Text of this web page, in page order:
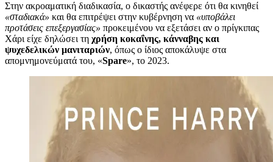
Στην ακροαματική διαδικασία, ο δικαστής ανέφερε ότι θα κινηθεί
«σταδιακά» και θα επιτρέψει στην κυβέρνηση να «υποβάλει
προτάσεις επεξεργασίας» προκειμένου να εξετάσει αν ο πρίγκιπας
Χάρι είχε δηλώσει τη χρήση κοκαΐνης, κάνναβης και
ψυχεδελικών μανιταριών, όπως ο ίδιος αποκάλυψε στα
απομνημονεύματά του, «Spare», το 2023.